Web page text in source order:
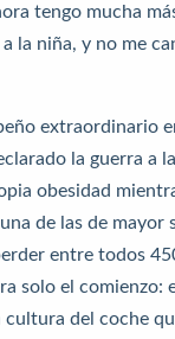
tengo mucha
la niña, y no me
extraordinario
la guerra a
obesidad
de las de mayor
entre todos
solo el comienzo:
del coche